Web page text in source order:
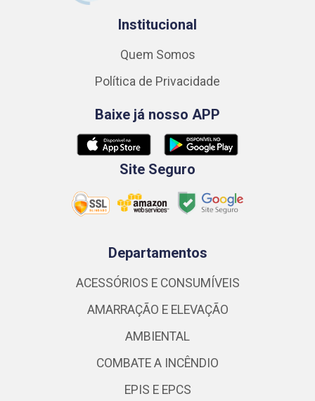
Institucional
Quem Somos
Política de Privacidade
Baixe já nosso APP
Site Seguro
Departamentos
ACESSÓRIOS E CONSUMÍVEIS
AMARRAÇÃO E ELEVAÇÃO
AMBIENTAL
COMBATE A INCÊNDIO
EPIS E EPCS